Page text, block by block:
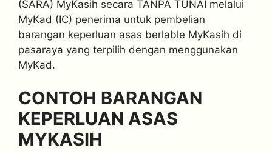
(SARA) MyKasih secara TANPA TUNAI melalui
MyKad (IC) penerima untuk pembelian
barangan keperluan asas berlable MyKasih di
pasaraya yang terpilih dengan menggunakan
MyKad.
CONTOH BARANGAN
KEPERLUAN ASAS
MYKASIH